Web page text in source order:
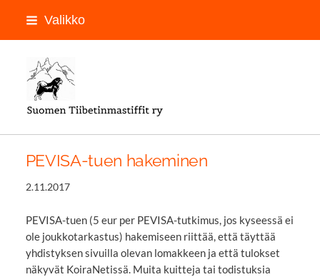
Siirry
Valikko
PEVISA-tuen hakeminen
2.11.2017
PEVISA-tuen (5 eur per PEVISA-tutkimus, jos kyseessä ei
ole joukkotarkastus) hakemiseen riittää, että täyttää
yhdistyksen sivuilla olevan lomakkeen ja että tulokset
näkyvät KoiraNetissä. Muita kuitteja tai todistuksia